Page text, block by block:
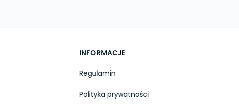
INFORMACJE
Regulamin
Polityka prywatności